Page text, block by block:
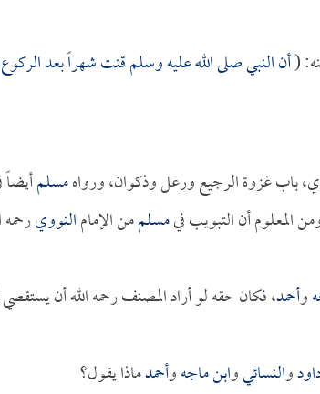
(أن النبي صلى الله عليه وسلم قنت شهراً بعد
باب غزوة الرجيع ورعل وذكوان، ورواهمسلم
المعلوم أن التبويب فيمسلممن الإمامالنووي
وأحمد، فكان حقه لو أراد المصنف رحمه الله أن
والنسائيوابن ماجهوأحمدماذا يقول؟